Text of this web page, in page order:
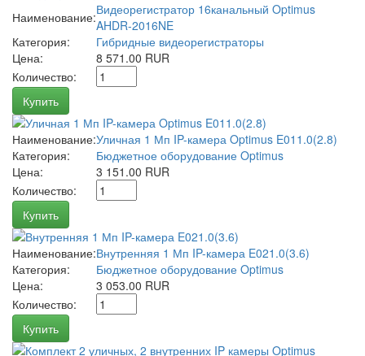
Наименование:Видеорегистратор 16канальный Optimus
AHDR-2016NE
Категория:
Гибридные видеорегистраторы
Цена:
8 571.00 RUR
Количество:
Купить
Наименование:Уличная 1 Мп IP-камера Optimus E011.0(2.8)
Категория:
Бюджетное оборудование Optimus
Цена:
3 151.00 RUR
Количество:
Купить
Наименование:Внутренняя 1 Мп IP-камера E021.0(3.6)
Категория:
Бюджетное оборудование Optimus
Цена:
3 053.00 RUR
Количество:
Купить